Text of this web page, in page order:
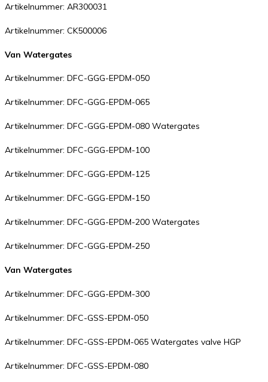
Artikelnummer: AR300031
Artikelnummer: CK500006
Van Watergates
Artikelnummer: DFC-GGG-EPDM-050
Artikelnummer: DFC-GGG-EPDM-065
Artikelnummer: DFC-GGG-EPDM-080 Watergates
Artikelnummer: DFC-GGG-EPDM-100
Artikelnummer: DFC-GGG-EPDM-125
Artikelnummer: DFC-GGG-EPDM-150
Artikelnummer: DFC-GGG-EPDM-200 Watergates
Artikelnummer: DFC-GGG-EPDM-250
Van Watergates
Artikelnummer: DFC-GGG-EPDM-300
Artikelnummer: DFC-GSS-EPDM-050
Artikelnummer: DFC-GSS-EPDM-065 Watergates valve HGP
Artikelnummer: DFC-GSS-EPDM-080